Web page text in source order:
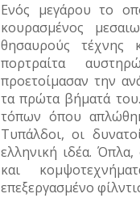
Ενός μεγάρου το
κουρασμένος
θησαυρούς τέχνης
πορτραίτα
προετοίμασαν την
τα πρώτα βήματά
τόπων όπου
Τυπάλδοι, οι
ελληνική ιδέα. Όπλα,
και
επεξεργασμένο